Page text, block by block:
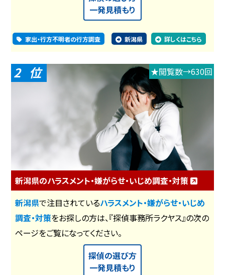
一発見積もり
家出・行方不明者の行方調査 新潟県 詳しくはこちら
2 ★閲覧数→630回
新潟県のハラスメント・嫌がらせ・いじめ調査・対策
新潟県で注目されているハラスメント・嫌がらせ・いじめ
調査・対策をお探しの方は、『探偵事務所ラクヤス』の次の
ページをご覧になってください。
探偵の選び方
一発見積もり